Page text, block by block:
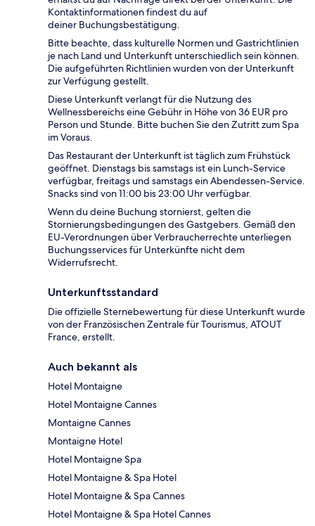
Kontaktinformationen findest du auf
deiner Buchungsbestätigung.
Bitte beachte, dass kulturelle Normen und Gastrichtlinien
je nach Land und Unterkunft unterschiedlich sein können.
Die aufgeführten Richtlinien wurden von der Unterkunft
zur Verfügung gestellt.
Diese Unterkunft verlangt für die Nutzung des
Wellnessbereichs eine Gebühr in Höhe von 36 EUR pro
Person und Stunde. Bitte buchen Sie den Zutritt zum Spa
im Voraus.
Das Restaurant der Unterkunft ist täglich zum Frühstück
geöffnet. Dienstags bis samstags ist ein Lunch-Service
verfügbar, freitags und samstags ein Abendessen-Service.
Snacks sind von 11:00 bis 23:00 Uhr verfügbar.
Wenn du deine Buchung stornierst, gelten die
Stornierungsbedingungen des Gastgebers. Gemäß den
EU-Verordnungen über Verbraucherrechte unterliegen
Buchungsservices für Unterkünfte nicht dem
Widerrufsrecht.
Unterkunftsstandard
Die offizielle Sternebewertung für diese Unterkunft wurde
von der Französischen Zentrale für Tourismus, ATOUT
France, erstellt.
Auch bekannt als
Hotel Montaigne
Hotel Montaigne Cannes
Montaigne Cannes
Montaigne Hotel
Hotel Montaigne Spa
Hotel Montaigne & Spa Hotel
Hotel Montaigne & Spa Cannes
Hotel Montaigne & Spa Hotel Cannes